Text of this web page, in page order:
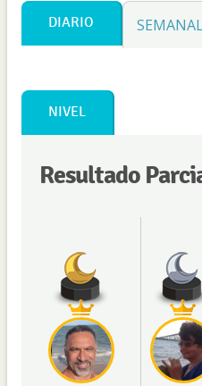
JUGARDIARIO
NIVEL
Resultado